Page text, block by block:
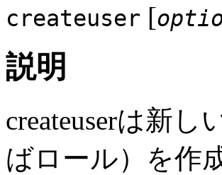
createuser [
説明
createuserは新し
ばロール）を作